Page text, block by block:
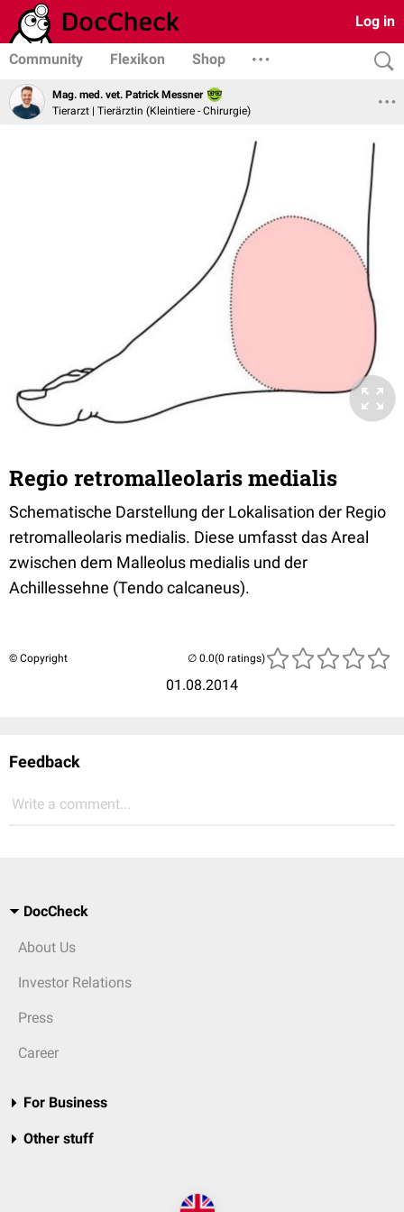
Log in
Community Flexikon Shop
Mag. med. vet. Patrick Messner
Tierarzt | Tierärztin (Kleintiere - Chirurgie)
Regio retromalleolaris medialis
Schematische Darstellung der Lokalisation der Regio
retromalleolaris medialis. Diese umfasst das Areal
zwischen dem Malleolus medialis und der
Achillessehne (Tendo calcaneus).
© Copyright
01.08.2014
(0 ratings)
Feedback
Write a comment...
DocCheck
About Us
Investor Relations
Press
Career
For Business
Other stuff